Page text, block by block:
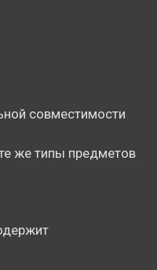
совместимости
же типы предметов